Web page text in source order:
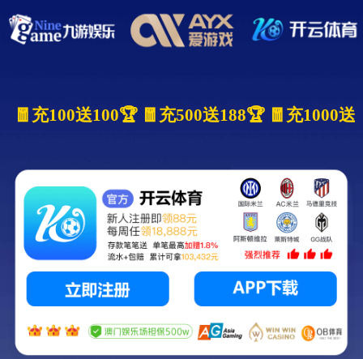
充100送100🏆 🧧充500送188🏆 🧧充1000送